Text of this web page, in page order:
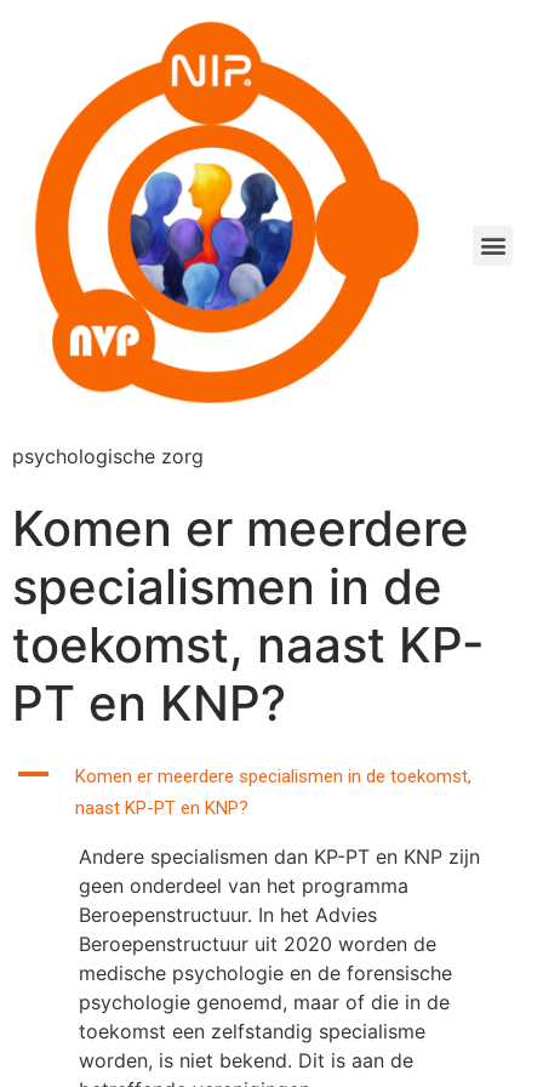
psychologische zorg
Komen er meerdere
specialismen in de
toekomst, naast KP-
PT en KNP?
A
Komen er meerdere specialismen in de toekomst,
naast KP-PT en KNP?
Andere specialismen dan KP-PT en KNP zijn
geen onderdeel van het programma
Beroepenstructuur. In het Advies
Beroepenstructuur uit 2020 worden de
medische psychologie en de forensische
psychologie genoemd, maar of die in de
toekomst een zelfstandig specialisme
worden, is niet bekend. Dit is aan de